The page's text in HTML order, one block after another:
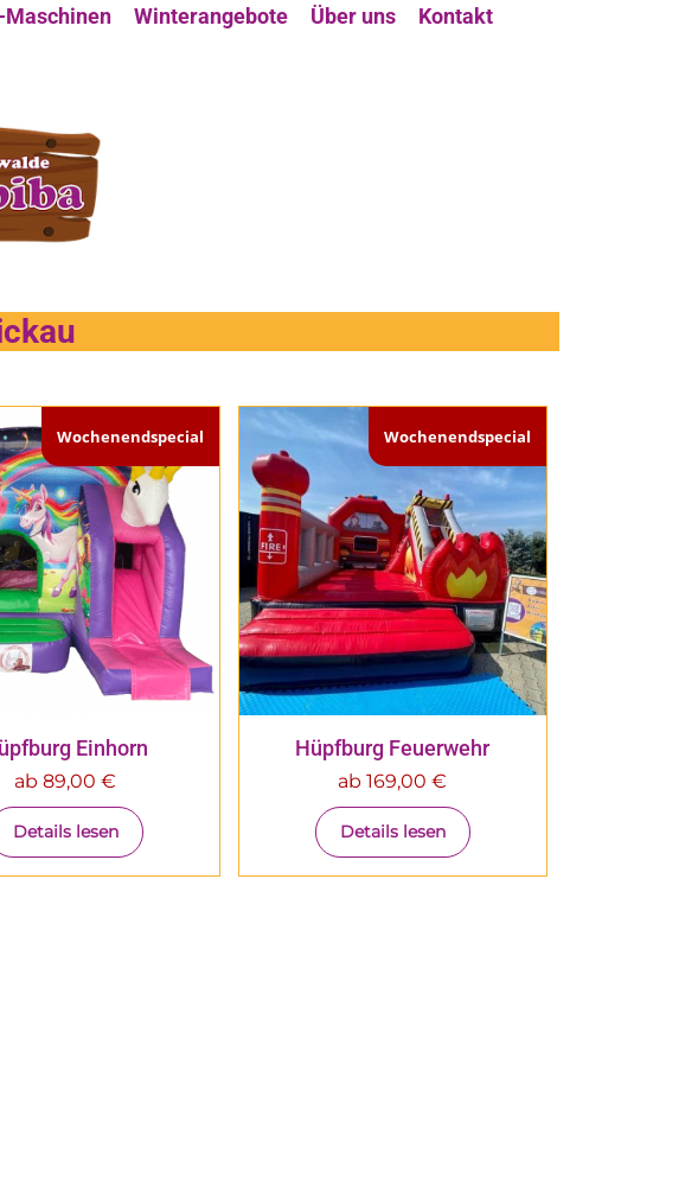
Maschinen Winterangebote Über uns Kontakt
Wochenendspecial
Einhorn
ab89,00€
Details lesen
Wochenendspecial
Hüpfburg Feuerwehr
ab169,00€
Details lesen